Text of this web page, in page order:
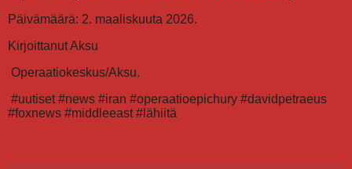
Päivämäärä: 2. maaliskuuta 2026.
Kirjoittanut Aksu
Operaatiokeskus/Aksu.
#uutiset #news #iran #operaatioepichury #davidpetraeus
#foxnews #middleeast #lähiitä